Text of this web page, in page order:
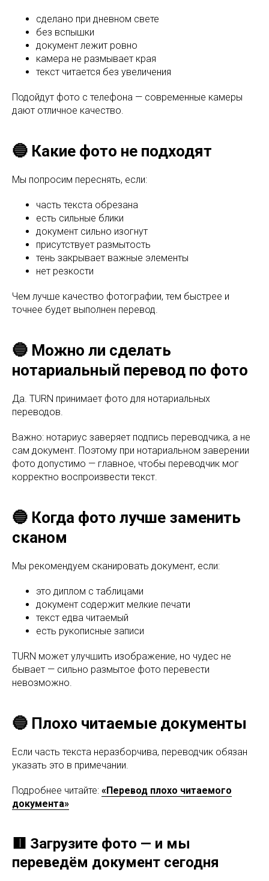
сделано при дневном свете
без вспышки
документ лежит ровно
камера не размывает края
текст читается без увеличения
Подойдут фото с телефона — современные камеры
дают отличное качество.
🔵 Какие фото не подходят
Мы попросим переснять, если:
часть текста обрезана
есть сильные блики
документ сильно изогнут
присутствует размытость
тень закрывает важные элементы
нет резкости
Чем лучше качество фотографии, тем быстрее и
точнее будет выполнен перевод.
🔵 Можно ли сделать
нотариальный перевод по фото
Да. TURN принимает фото для нотариальных
переводов.
Важно: нотариус заверяет подпись переводчика, а не
сам документ. Поэтому при нотариальном заверении
фото допустимо — главное, чтобы переводчик мог
корректно воспроизвести текст.
🔵 Когда фото лучше заменить
сканом
Мы рекомендуем сканировать документ, если:
это диплом с таблицами
документ содержит мелкие печати
текст едва читаемый
есть рукописные записи
TURN может улучшить изображение, но чудес не
бывает — сильно размытое фото перевести
невозможно.
🔵 Плохо читаемые документы
Если часть текста неразборчива, переводчик обязан
указать это в примечании.
Подробнее читайте: «Перевод плохо читаемого
документа»
🟥 Загрузите фото — и мы
переведём документ сегодня